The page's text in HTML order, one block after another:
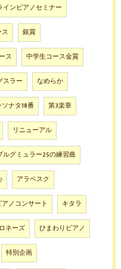
インピアノセミナー
銀賞
ス 中学生コース金賞
スラー なめらか
ナタ18番 第3楽章
リニューアル
ルグミュラー25の練習曲
アラベスク
ノコンサート キタラ
ネーズ ひまわりピアノ
特別企画